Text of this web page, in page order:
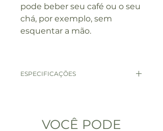
pode beber seu café ou o seu
chá, por exemplo, sem
esquentar a mão.
ESPECIFICAÇÕES
Quantidade: 2 unidades
VOCÊ PODE